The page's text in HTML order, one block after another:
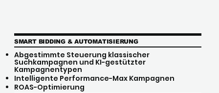
SMART BIDDING & AUTOMATISIERUNG
Abgestimmte Steuerung klassischer
Suchkampagnen und KI-gestützter
Kampagnentypen
Intelligente Performance-Max Kampagnen
ROAS-Optimierung